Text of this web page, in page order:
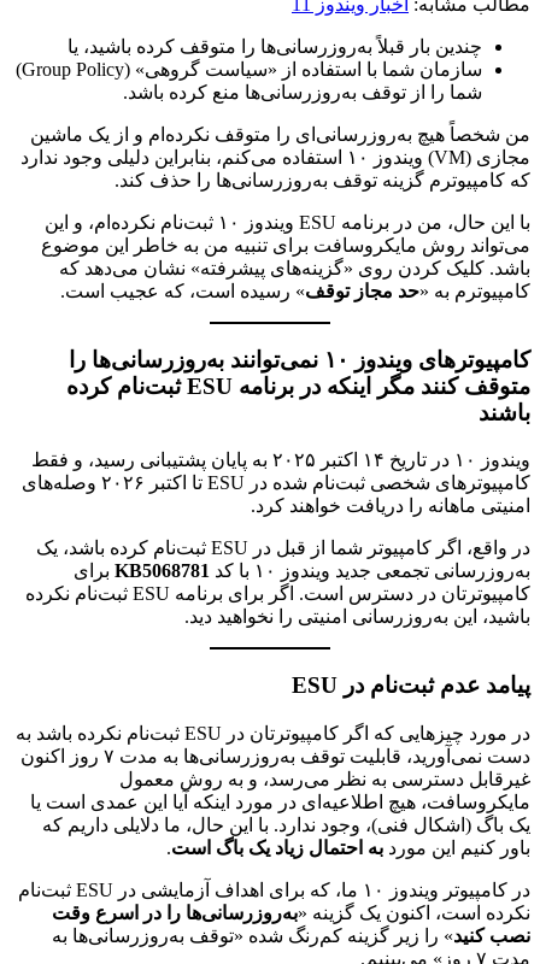
مطالب مشابه: اخبار ویندوز 11
چندین بار قبلاً به‌روزرسانی‌ها را متوقف کرده باشید، یا
سازمان شما با استفاده از «سیاست گروهی» (Group Policy)
شما را از توقف به‌روزرسانی‌ها منع کرده باشد.
من شخصاً هیچ به‌روزرسانی‌ای را متوقف نکرده‌ام و از یک ماشین
مجازی (VM) ویندوز ۱۰ استفاده می‌کنم، بنابراین دلیلی وجود ندارد
که کامپیوترم گزینه توقف به‌روزرسانی‌ها را حذف کند.
با این حال، من در برنامه ESU ویندوز ۱۰ ثبت‌نام نکرده‌ام، و این
می‌تواند روش مایکروسافت برای تنبیه من به خاطر این موضوع
باشد. کلیک کردن روی «گزینه‌های پیشرفته» نشان می‌دهد که
کامپیوترم به «حد مجاز توقف» رسیده است، که عجیب است.
کامپیوترهای ویندوز ۱۰ نمی‌توانند به‌روزرسانی‌ها را
متوقف کنند مگر اینکه در برنامه ESU ثبت‌نام کرده
باشند
ویندوز ۱۰ در تاریخ ۱۴ اکتبر ۲۰۲۵ به پایان پشتیبانی رسید، و فقط
کامپیوترهای شخصی ثبت‌نام شده در ESU تا اکتبر ۲۰۲۶ وصله‌های
امنیتی ماهانه را دریافت خواهند کرد.
در واقع، اگر کامپیوتر شما از قبل در ESU ثبت‌نام کرده باشد، یک
به‌روزرسانی تجمعی جدید ویندوز ۱۰ با کد
KB5068781 برای
کامپیوترتان در دسترس است. اگر برای برنامه ESU ثبت‌نام نکرده
باشید، این به‌روزرسانی امنیتی را نخواهید دید.
پیامد عدم ثبت‌نام در ESU
در مورد چیزهایی که اگر کامپیوترتان در ESU ثبت‌نام نکرده باشد به
دست نمی‌آورید، قابلیت توقف به‌روزرسانی‌ها به مدت ۷ روز اکنون
غیرقابل دسترسی به نظر می‌رسد، و به روش معمول
مایکروسافت، هیچ اطلاعیه‌ای در مورد اینکه آیا این عمدی است یا
یک باگ (اشکال فنی)، وجود ندارد. با این حال، ما دلایلی داریم که
باور کنیم این مورد به احتمال زیاد یک باگ است.
در کامپیوتر ویندوز ۱۰ ما، که برای اهداف آزمایشی در ESU ثبت‌نام
نکرده است، اکنون یک گزینه «به‌روزرسانی‌ها را در اسرع وقت
نصب کنید» را زیر گزینه کم‌رنگ شده «توقف به‌روزرسانی‌ها به
مدت ۷ روز» می‌بینیم.